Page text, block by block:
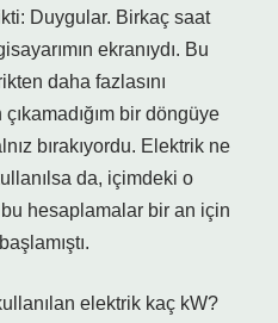
Duygular. Birkaç saat
ekranıydı. Bu
daha fazlasını
bir döngüye
bırakıyordu. Elektrik ne
da, içimdeki o
hesaplamalar bir an için
elektrik kaç kW?